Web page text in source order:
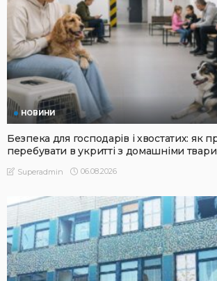
НОВИНИ
Безпека для господарів і хвостатих: як
перебувати в укритті з домашніми
Superadmin 06.08.2026